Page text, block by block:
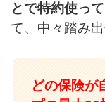
とで特約使っ
て、中々踏み
どの保険が